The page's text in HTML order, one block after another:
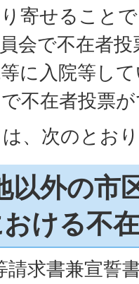
寄せること
会で不在者
に入院等し
不在者投票
、次のとお
以外の市
ける不
請求書兼宣誓